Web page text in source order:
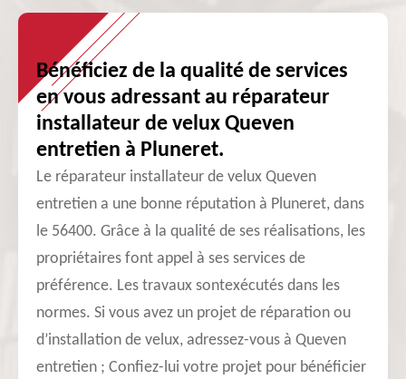
Bénéficiez de la qualité de services
en vous adressant au réparateur
installateur de velux Queven
entretien à Pluneret.
Le réparateur installateur de velux Queven
entretien a une bonne réputation à Pluneret, dans
le 56400. Grâce à la qualité de ses réalisations, les
propriétaires font appel à ses services de
préférence. Les travaux sontexécutés dans les
normes. Si vous avez un projet de réparation ou
d’installation de velux, adressez-vous à Queven
entretien ; Confiez-lui votre projet pour bénéficier